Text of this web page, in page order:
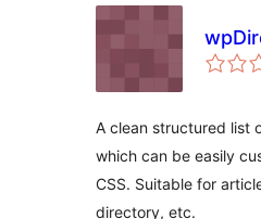
A clean structured list
which can be easily
CSS. Suitable for
directory, etc.